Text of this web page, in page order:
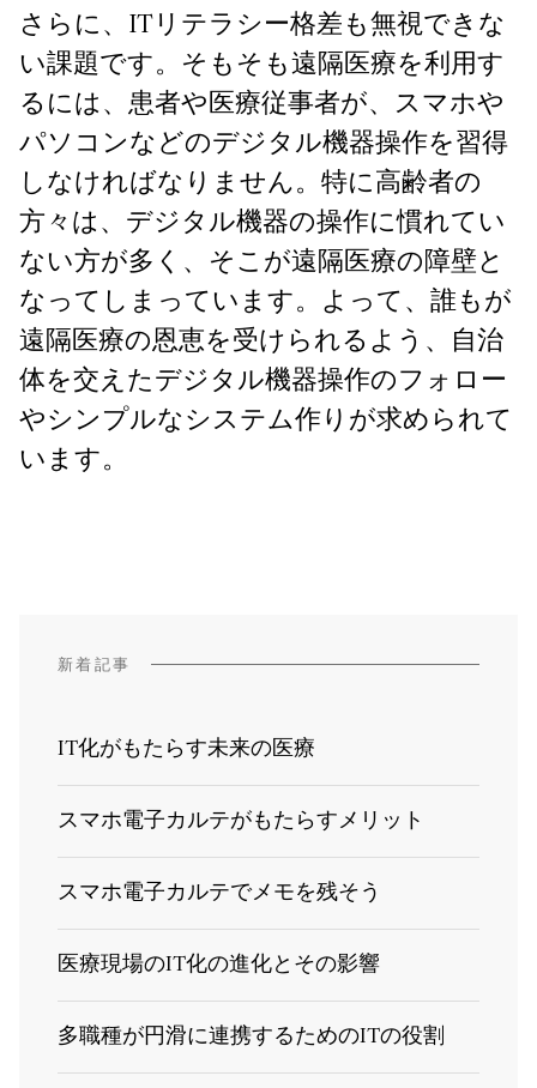
さらに、ITリテラシー格差も無視できな
い課題です。そもそも遠隔医療を利用す
るには、患者や医療従事者が、スマホや
パソコンなどのデジタル機器操作を習得
しなければなりません。特に高齢者の
方々は、デジタル機器の操作に慣れてい
ない方が多く、そこが遠隔医療の障壁と
なってしまっています。よって、誰もが
遠隔医療の恩恵を受けられるよう、自治
体を交えたデジタル機器操作のフォロー
やシンプルなシステム作りが求められて
います。
新着記事
IT化がもたらす未来の医療
スマホ電子カルテがもたらすメリット
スマホ電子カルテでメモを残そう
医療現場のIT化の進化とその影響
多職種が円滑に連携するためのITの役割